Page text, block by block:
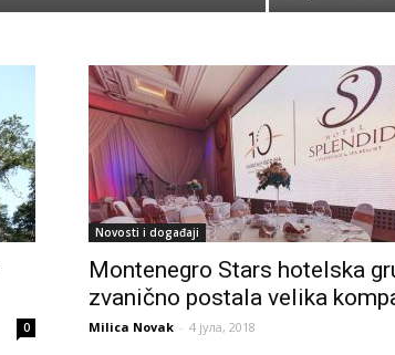
magazine
0
Novosti i događaji
Montenegro Stars hotelska
zvanično postala velika
Milica Novak - 4 јула, 2018